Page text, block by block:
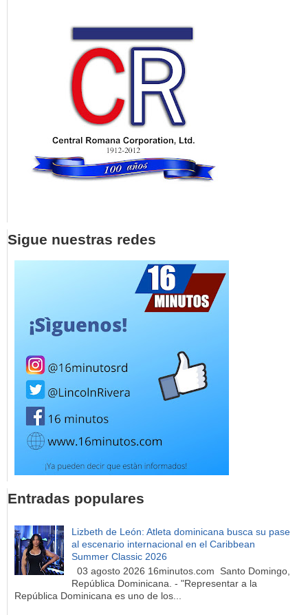
Sigue nuestras redes
Entradas populares
Lizbeth de León: Atleta dominicana busca su pase
al escenario internacional en el Caribbean
Summer Classic 2026
03 agosto 2026 16minutos.com Santo Domingo,
República Dominicana. - "Representar a la
República Dominicana es uno de los...